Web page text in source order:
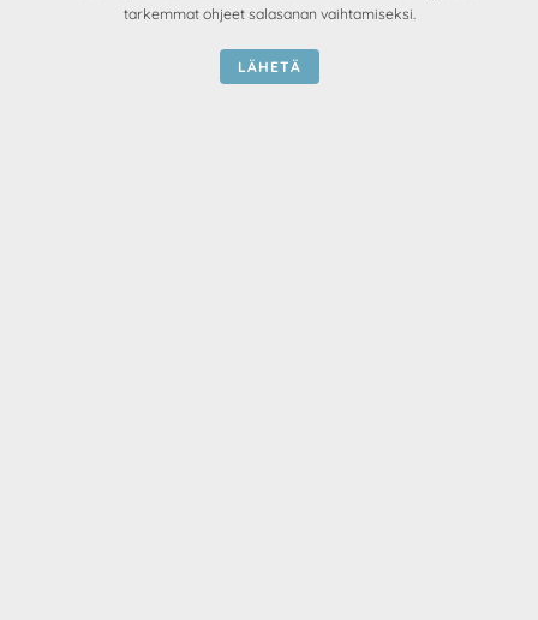
tarkemmat ohjeet salasanan vaihtamiseksi.
LÄHETÄ